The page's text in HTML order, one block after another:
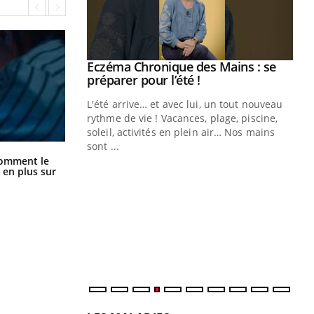
le
plus sur
: et si on
de type 2
chez les
les soignants.
Youtube
Eczéma Chronique des Mains : se
préparer pour l’été !Youtube
L'été arrive… et avec lui, un tout nouveau
rythme de vie ! Vacances, plage, piscine,
soleil, activités en plein air… Nos mains
sont ...